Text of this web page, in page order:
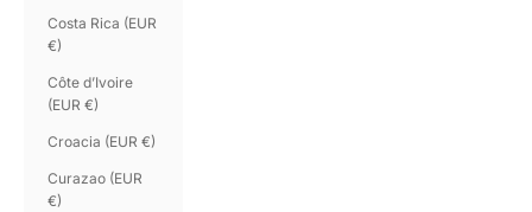
Costa Rica (EUR
€)
Côte d’Ivoire
(EUR €)
Croacia (EUR €)
Curazao (EUR
€)